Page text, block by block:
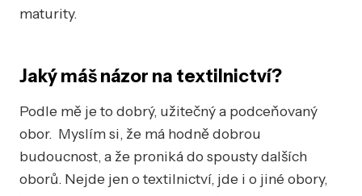
maturity.
Jaký máš názor na textilnictví?
Podle mě je to dobrý, užitečný a podceňovaný
obor. Myslím si, že má hodně dobrou
budoucnost, a že proniká do spousty dalších
oborů. Nejde jen o textilnictví, jde i o jiné obory,